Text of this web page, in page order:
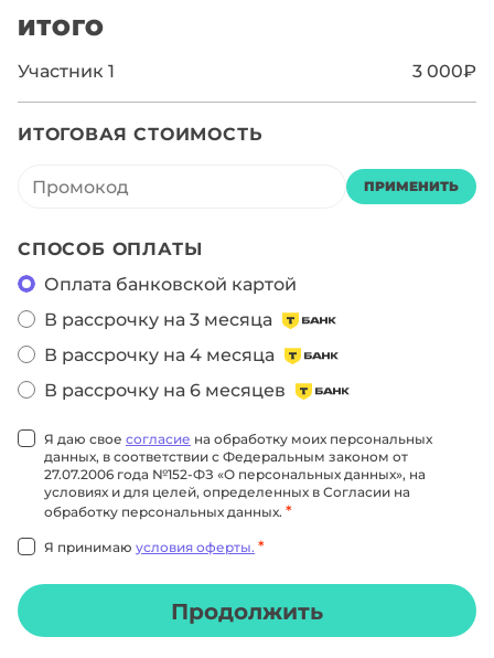
ИТОГО
Участник 1 3 000₽
ИТОГОВАЯ СТОИМОСТЬ
ПРИМЕНИТЬ
СПОСОБ ОПЛАТЫ
Оплата банковской картой
В рассрочку на 3 месяца
В рассрочку на 4 месяца
В рассрочку на 6 месяцев
Я даю свое согласие на обработку моих персональных
данных, в соответствии с Федеральным законом от
27.07.2006 года №152-ФЗ «О персональных данных», на
условиях и для целей, определенных в Согласии на
обработку персональных данных. *
Я принимаю условия оферты. *
Продолжить